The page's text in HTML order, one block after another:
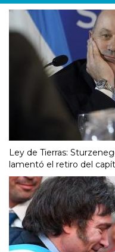
Ley de Tierras:
lamentó el retiro del